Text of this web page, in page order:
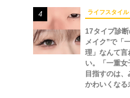
4 ライフスタイル
17タイプ診
メイク”で「
理」なんて言
い。「一重女
目指すのは、
かわいくなる